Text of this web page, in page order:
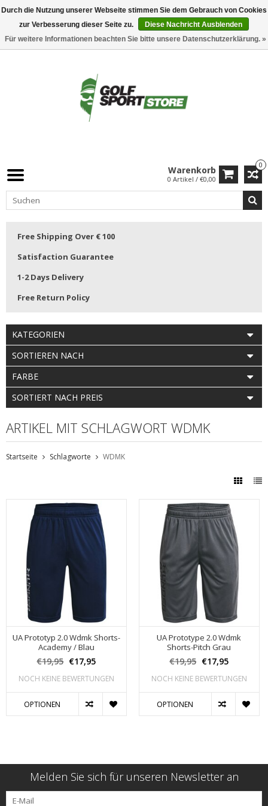
0
Warenkorb
0 Artikel / €0,00
Free Shipping Over € 100
Satisfaction Guarantee
1-2 Days Delivery
Free Return Policy
KATEGORIEN
SORTIEREN NACH
FARBE
SORTIERT NACH PREIS
ARTIKEL MIT SCHLAGWORT WDMK
Startseite Schlagworte WDMK
UA Prototyp 2.0 Wdmk Shorts-
Academy / Blau
€19,95 €17,95
NOCH KEINE BEWERTUNGEN
OPTIONEN
UA Prototype 2.0 Wdmk
Shorts-Pitch Grau
€19,95 €17,95
NOCH KEINE BEWERTUNGEN
OPTIONEN
Melden Sie sich für unseren Newsletter an
Durch die Nutzung unserer Webseite stimmen Sie dem Gebrauch von Cookies
zur Verbesserung dieser Seite zu.
Diese Nachricht Ausblenden
Für weitere Informationen beachten Sie bitte unsere Datenschutzerklärung. »